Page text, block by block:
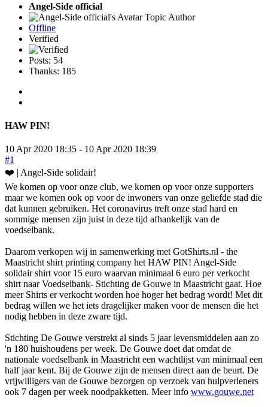
Angel-Side official
Topic Author
Offline
Verified
Posts: 54
Thanks: 185
HAW PIN!
10 Apr 2020 18:35 - 10 Apr 2020 18:39
#1
❤️ | Angel-Side solidair!
We komen op voor onze club, we komen op voor onze supporters
maar we komen ook op voor de inwoners van onze geliefde stad die
dat kunnen gebruiken. Het coronavirus treft onze stad hard en
sommige mensen zijn juist in deze tijd afhankelijk van de
voedselbank.
Daarom verkopen wij in samenwerking met GotShirts.nl - the
Maastricht shirt printing company het HAW PIN! Angel-Side
solidair shirt voor 15 euro waarvan minimaal 6 euro per verkocht
shirt naar Voedselbank- Stichting de Gouwe in Maastricht gaat. Hoe
meer Shirts er verkocht worden hoe hoger het bedrag wordt! Met dit
bedrag willen we het iets dragelijker maken voor de mensen die het
nodig hebben in deze zware tijd.
Stichting De Gouwe verstrekt al sinds 5 jaar levensmiddelen aan zo
'n 180 huishoudens per week. De Gouwe doet dat omdat de
nationale voedselbank in Maastricht een wachtlijst van minimaal een
half jaar kent. Bij de Gouwe zijn de mensen direct aan de beurt. De
vrijwilligers van de Gouwe bezorgen op verzoek van hulpverleners
ook 7 dagen per week noodpakketten. Meer info www.gouwe.net